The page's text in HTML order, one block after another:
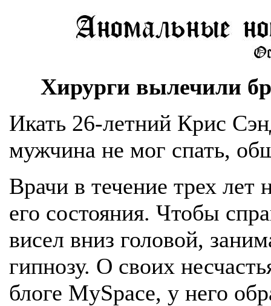
Хирурги вылечили
Икать 26-летний Крис
мужчина не мог спать,
Врачи в течение трех лет
его состояния. Чтобы
висел вниз головой,
гипнозу. О своих
блоге MySpace, у него